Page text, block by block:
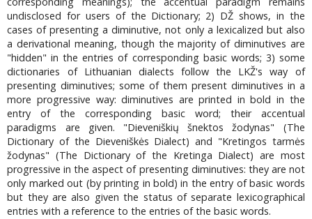
undisclosed for users of the Dictionary; 2) DŽ shows, in the
cases of presenting a diminutive, not only a lexicalized but also
a derivational meaning, though the majority of diminutives are
"hidden" in the entries of corresponding basic words; 3) some
dictionaries of Lithuanian dialects follow the LKŽ's way of
presenting diminutives; some of them present diminutives in a
more progressive way: diminutives are printed in bold in the
entry of the corresponding basic word; their accentual
paradigms are given. "Dieveniškių šnektos žodynas" (The
Dictionary of the Dieveniškės Dialect) and "Kretingos tarmės
žodynas" (The Dictionary of the Kretinga Dialect) are most
progressive in the aspect of presenting diminutives: they are not
only marked out (by printing in bold) in the entry of basic words
but they are also given the status of separate lexicographical
entries with a reference to the entries of the basic words.